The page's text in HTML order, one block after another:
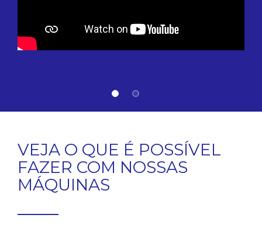
VEJA O QUE É POSSÍVEL
FAZER COM NOSSAS
MÁQUINAS